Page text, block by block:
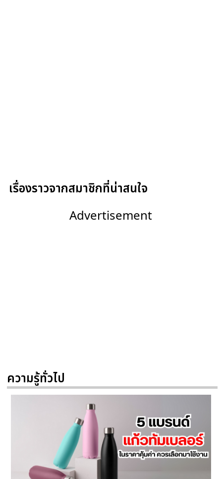
เรื่องราวจากสมาชิกที่น่าสนใจ
Advertisement
ความรู้ทั่วไป